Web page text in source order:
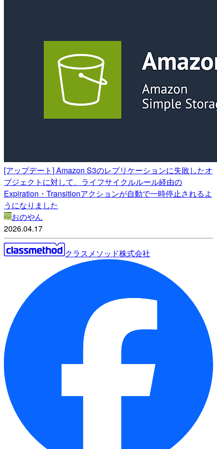
[アップデート] Amazon S3のレプリケーションに失敗したオ
ブジェクトに対して、ライフサイクルルール経由の
Expiration・Transitionアクションが自動で一時停止されるよ
うになりました
おのやん
2026.04.17
クラスメソッド株式会社